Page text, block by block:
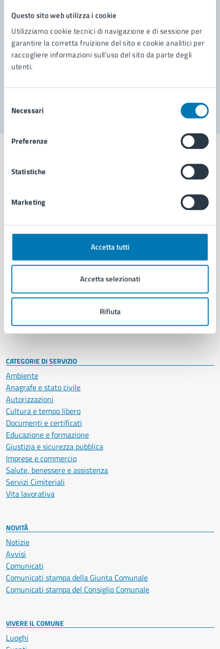
Questo sito web utilizza i cookie
Utilizziamo cookie tecnici di navigazione e di sessione per
garantire la corretta fruizione del sito e cookie analitici per
raccogliere informazioni sull'uso del sito da parte degli
utenti.
delNecessari
Preferenze
Statistiche
Marketing
Accetta tutti
Accetta selezionati
Rifiuta
Richiedi assistenza
Prenota appuntamento
Problemi in città
Aree amministrative
Uffici
Politici
Intranet, posta aziendale e protocollo
CATEGORIE DI SERVIZIO
Ambiente
Anagrafe e stato civile
Autorizzazioni
Cultura e tempo libero
Documenti e certificati
Educazione e formazione
Giustizia e sicurezza pubblica
Imprese e commercio
Salute, benessere e assistenza
Servizi Cimiteriali
Vita lavorativa
NOVITÀ
Notizie
Avvisi
Comunicati
Comunicati stampa della Giunta Comunale
Comunicati stampa del Consiglio Comunale
VIVERE IL COMUNE
Luoghi